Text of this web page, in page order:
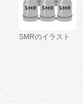
SMRのイラスト